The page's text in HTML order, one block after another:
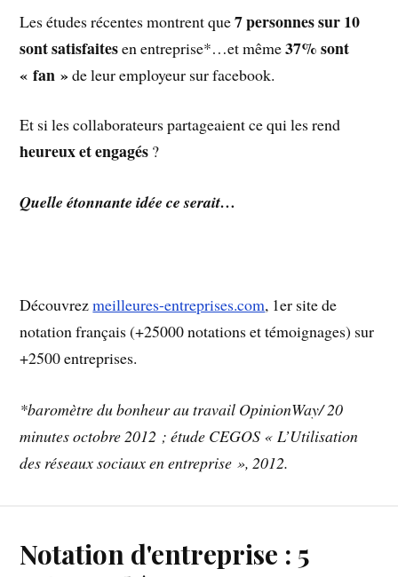
Les études récentes montrent que7 personnes sur 10
sont satisfaitesen entreprise*…et même37% sont
« fan »de leur employeur sur facebook.
Et si les collaborateurs partageaient ce qui les rend
heureux et engagés ?
Quelle étonnante idée ce serait…
Découvrezmeilleures-entreprises.com, 1er site de
notation français (+25000 notations et témoignages) sur
+2500 entreprises.
*baromètre du bonheur au travail OpinionWay/ 20
minutes octobre 2012 ; étude CEGOS « L’Utilisation
des réseaux sociaux en entreprise », 2012.
Notation d'entreprise : 5